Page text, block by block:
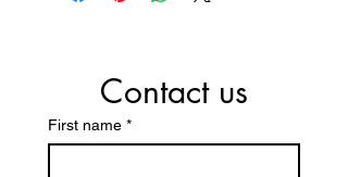
Contact us
First name *